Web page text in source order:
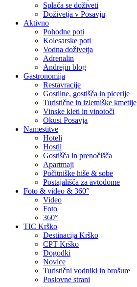
Splača se doživeti
Doživetja v Posavju
Aktivno
Pohodne poti
Kolesarske poti
Vodna doživetja
Adrenalin
Andrejin blog
Gastronomija
Restavracije
Gostilne, gostišča in picerije
Turistične in izletniške kmetije
Vinske kleti in vinotoči
Okusi Posavja
Namestitve
Hoteli
Hostli
Gostišča in prenočišča
Apartmaji
Počitniške hiše & sobe
Postajališča za avtodome
Foto & video & 360°
Video
Foto
360°
TIC Krško
Destinacija Krško
CPT Krško
Dogodki
Novice
Turistični vodniki in brošure
Poslovne strani